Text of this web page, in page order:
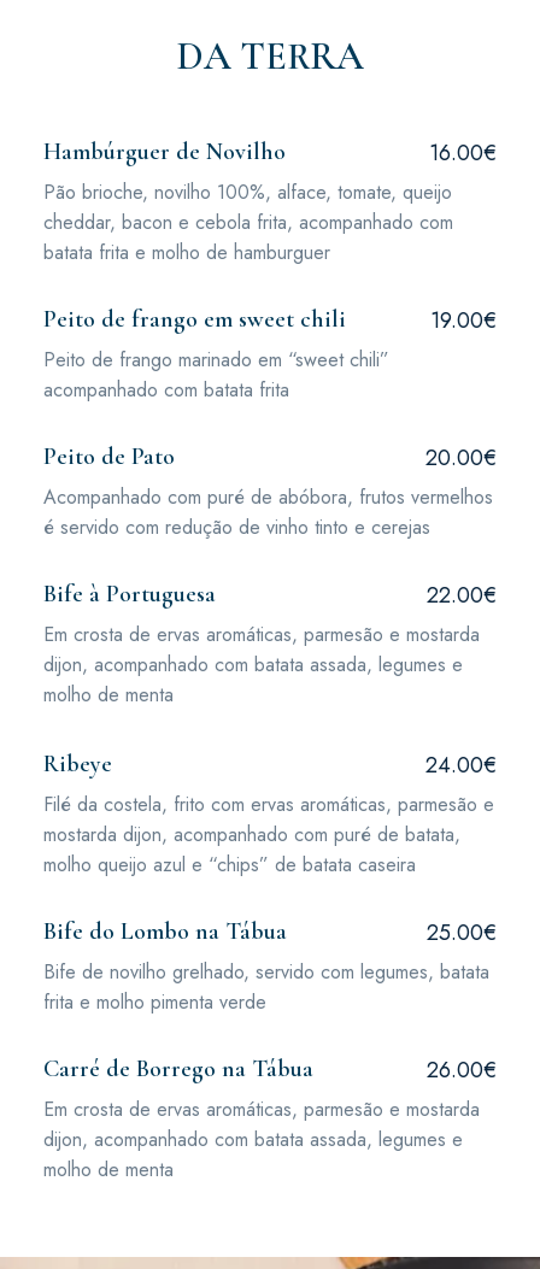
DA TERRA
Hambúrguer de Novilho 16.00€
Pão brioche, novilho 100%, alface, tomate, queijo
cheddar, bacon e cebola frita, acompanhado com
batata frita e molho de hamburguer
Peito de frango em sweet chili 19.00€
Peito de frango marinado em “sweet chili”
acompanhado com batata frita
Peito de Pato 20.00€
Acompanhado com puré de abóbora, frutos vermelhos
é servido com redução de vinho tinto e cerejas
Bife à Portuguesa 22.00€
Em crosta de ervas aromáticas, parmesão e mostarda
dijon, acompanhado com batata assada, legumes e
molho de menta
Ribeye 24.00€
Filé da costela, frito com ervas aromáticas, parmesão e
mostarda dijon, acompanhado com puré de batata,
molho queijo azul e “chips” de batata caseira
Bife do Lombo na Tábua 25.00€
Bife de novilho grelhado, servido com legumes, batata
frita e molho pimenta verde
Carré de Borrego na Tábua 26.00€
Em crosta de ervas aromáticas, parmesão e mostarda
dijon, acompanhado com batata assada, legumes e
molho de menta